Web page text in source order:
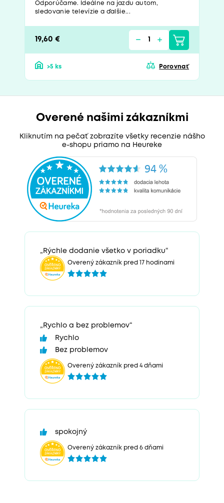
Odporúčame. Ideálne na jazdu autom,
sledovanie televízie a ďalšie...
19,60 €
>5 ks Porovnať
Overené našimi zákazníkmi
Kliknutím na pečať zobrazíte všetky recenzie nášho
e-shopu priamo na Heureke
„Rýchle dodanie všetko v poriadku“
Overený zákazník pred 17 hodinami
„Rychlo a bez problemov“
Rychlo
Bez problemov
Overený zákazník pred 4 dňami
spokojný
Overený zákazník pred 6 dňami